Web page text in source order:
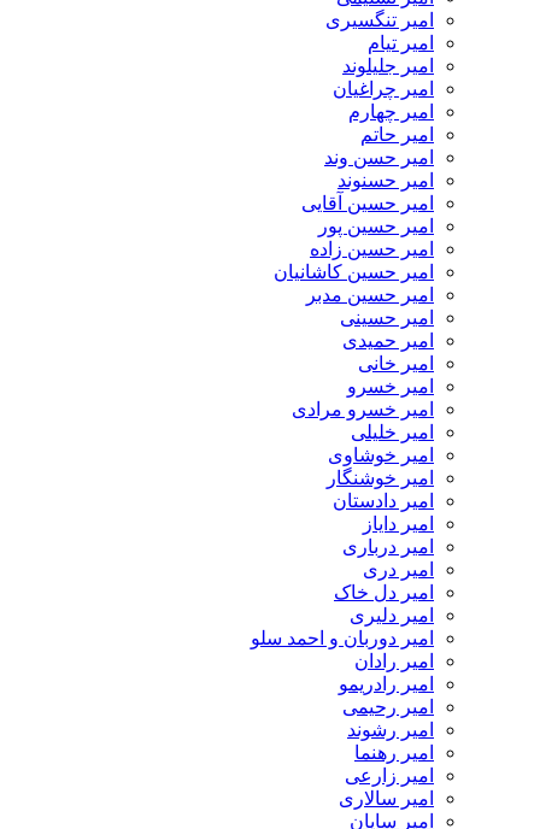
امیر تنگسیری
امیر تیام
امیر جلیلوند
امیر چراغیان
امیر چهارم
امیر حاتم
امیر حسن وند
امیر حسنوند
امیر حسین آقایی
امیر حسین پور
امیر حسین زاده
امیر حسین کاشانیان
امیر حسین مدبر
امیر حسینی
امیر حمیدی
امیر خانی
امیر خسرو
امیر خسرو مرادی
امیر خلیلی
امیر خوشاوی
امیر خوشنگار
امیر دادستان
امیر دایاز
امیر درباری
امیر دری
امیر دل خاک
امیر دلیری
امیر دوربان و احمد سلو
امیر رادان
امیر رادریمو
امیر رحیمی
امیر رشوند
امیر رهنما
امیر زارعی
امیر سالاری
امیر سایان